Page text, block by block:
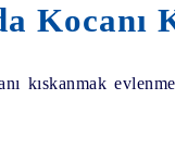
Kocanı
kıskanmak